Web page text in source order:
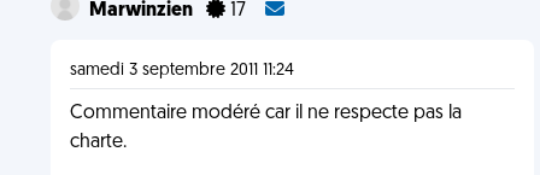
Marwinzien 17
samedi 3 septembre 2011 11:24
Commentaire modéré car il ne respecte pas la
charte.